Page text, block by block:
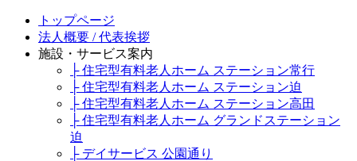
トップページ
法人概要 / 代表挨拶
施設・サービス案内
├ 住宅型有料老人ホーム ステーション常行
├ 住宅型有料老人ホーム ステーション迫
├ 住宅型有料老人ホーム ステーション高田
├ 住宅型有料老人ホーム グランドステーション
迫
├ デイサービス 公園通り